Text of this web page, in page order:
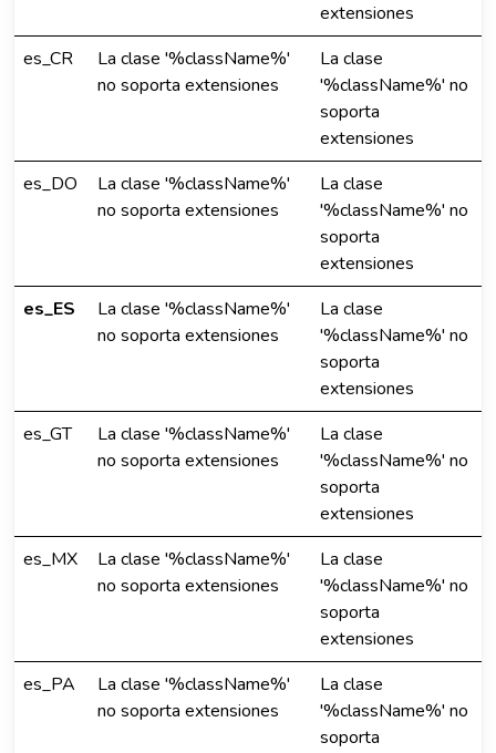
extensiones
es_CR
La clase '%className%'
no soporta extensiones
La clase
'%className%' no
soporta
extensiones
es_DO
La clase '%className%'
no soporta extensiones
La clase
'%className%' no
soporta
extensiones
es_ES
La clase '%className%'
no soporta extensiones
La clase
'%className%' no
soporta
extensiones
es_GT
La clase '%className%'
no soporta extensiones
La clase
'%className%' no
soporta
extensiones
es_MX
La clase '%className%'
no soporta extensiones
La clase
'%className%' no
soporta
extensiones
es_PA
La clase '%className%'
no soporta extensiones
La clase
'%className%' no
soporta